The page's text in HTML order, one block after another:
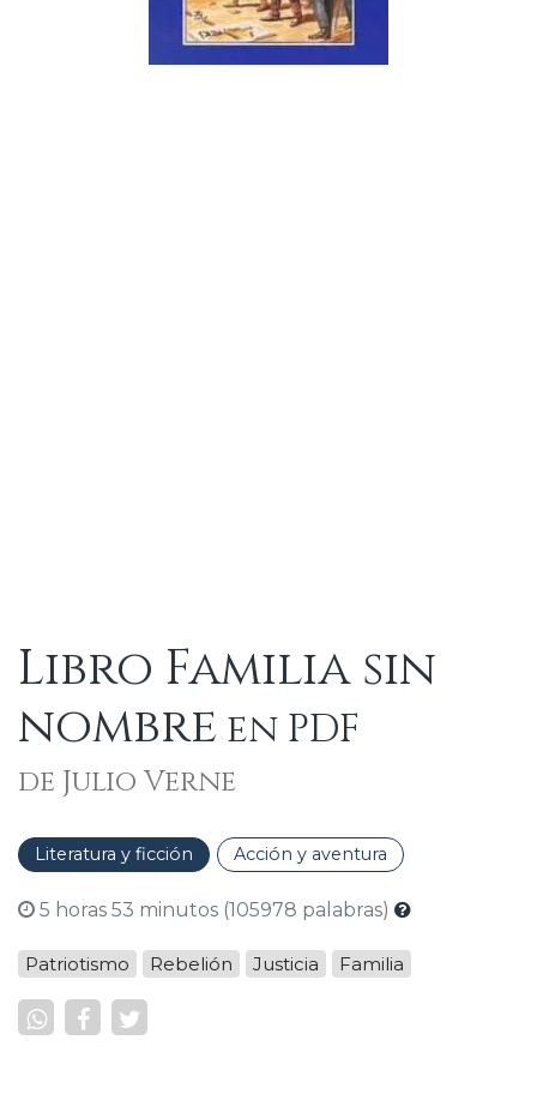
Libro Familia sin
nombre en PDF
de Julio Verne
Literatura y ficción Acción y aventura
5 horas 53 minutos (105978 palabras)
Patriotismo Rebelión Justicia Familia